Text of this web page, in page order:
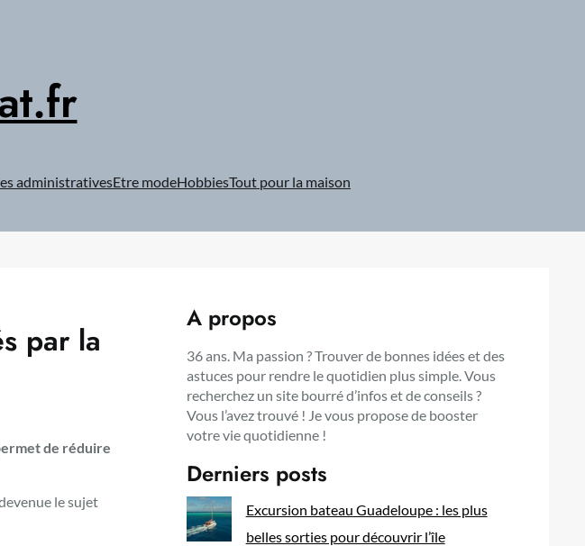
administrativesEtre modeHobbiesTout pour la maison
par la
de réduire
le sujet
A propos
36 ans. Ma passion ? Trouver de bonnes idées et des
astuces pour rendre le quotidien plus simple. Vous
recherchez un site bourré d’infos et de conseils ?
Vous l’avez trouvé ! Je vous propose de booster
votre vie quotidienne !
Derniers posts
Excursion bateau Guadeloupe : les plus
belles sorties pour découvrir l’île